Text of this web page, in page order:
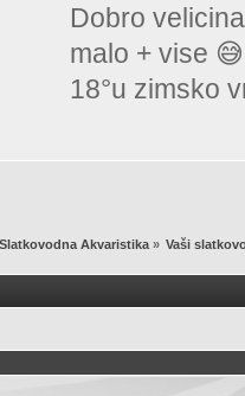
Dobro
malo + vise
18°u zimsko
Slatkovodna Akvaristika» Vaši